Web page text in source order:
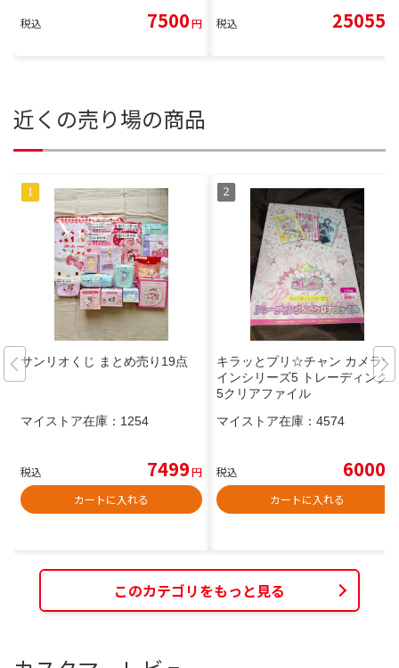
税込 7500円 税込 25055
近くの売り場の商品
サンリオくじ まとめ売り19点
マイストア在庫： 1254
税込 7499円
カートに入れる
キラッとプリ☆チャン カメラサ
インシリーズ5 トレーディングA
5クリアファイル
マイストア在庫： 4574
税込 6000
カートに入れる
このカテゴリをもっと見る